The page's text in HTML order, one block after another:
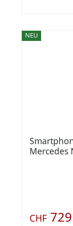
NEU
Mercedes
CHF